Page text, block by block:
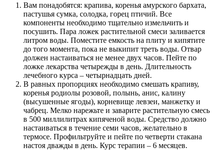
Вам понадобятся: крапива, коренья амурского бархата,
пастушья сумка, солодка, горец птичий. Все
компоненты необходимо тщательно измельчить и
посушить. Пара ложек растительной смеси заливается
литром воды. Поместите емкость на плиту и кипятите
до того момента, пока не выкипит треть воды. Отвар
должен настаиваться не менее двух часов. Пейте по
ложке лекарства четырежды в день. Длительность
лечебного курса – четырнадцать дней.
В равных пропорциях необходимо смешать крапиву,
коренья родиолы розовой, полынь, анис, калину
(высушенные ягоды), корневище левзеи, манжетку и
чабрец. Мелко нарежьте и заварите растительную смесь
в 500 миллилитрах кипяченой воды. Средство должно
настаиваться в течение семи часов, желательно в
термосе. Профильтруйте и пейте по четверти стакана
настоя дважды в день. Курс терапии – 6 месяцев.